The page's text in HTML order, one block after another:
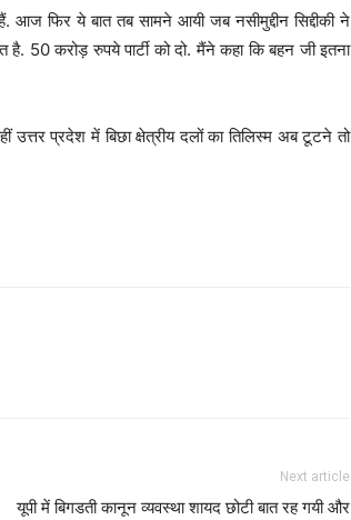
आज फिर ये बात तब सामने आयी जब नसीमुद्दीन सिद्दीकी ने
50 करोड़ रुपये पार्टी को दो. मैंने कहा कि बहन जी इतना
प्रदेश में बिछा क्षेत्रीय दलों का तिलिस्म अब टूटने तो
Next article
यूपी में बिगडती कानून व्यवस्था शायद छोटी बात रह गयी और